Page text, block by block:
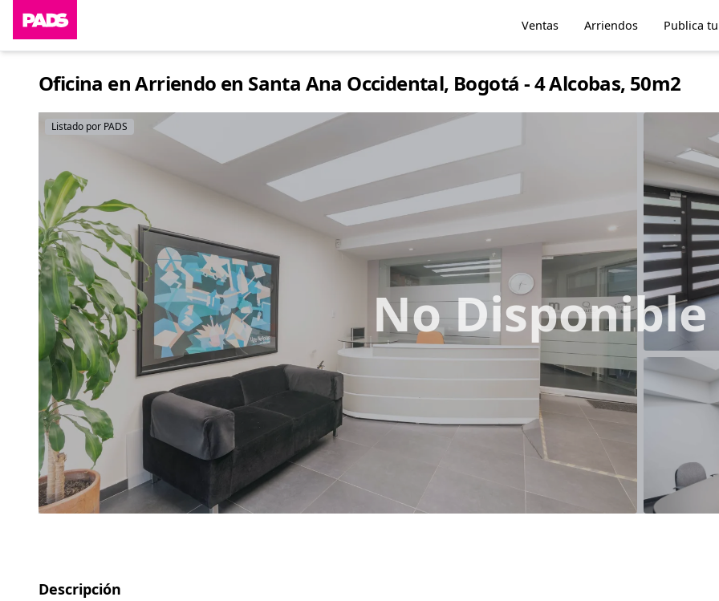
Ventas Arriendos Publica
Oficina en Arriendo en Santa Ana Occidental, Bogotá - 4 Alcobas, 50m2
No Disponible
Listado por PADS
Descripción